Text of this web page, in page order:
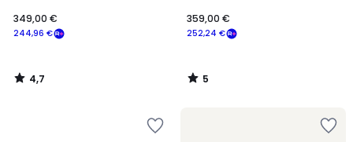
244,96 €
349,00 €
4,7
/
252,24 €
359,00 €
5
/